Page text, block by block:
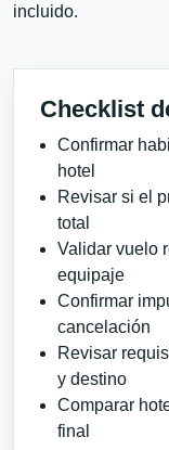
incluido.
Checklist
Confirmar
hotel
Revisar si el
total
Validar vuelo
equipaje
Confirmar
cancelación
Revisar
y destino
Comparar
final